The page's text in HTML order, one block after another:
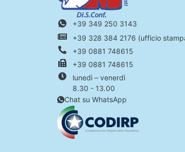
+39 349 250 3143
+39 328 384 2176 (ufficio
+39 0881 748615
+39 0881 748615
lunedì – venerdì
8.30 - 13.00
Chat su WhatsApp